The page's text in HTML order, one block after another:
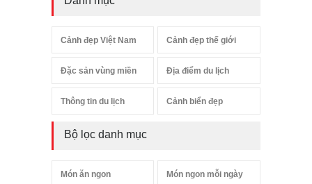
Cảnh đẹp Việt Nam Cảnh đẹp thế giới
Đặc sản vùng miền Địa điểm du lịch
Thông tin du lịch Cảnh biển đẹp
Bộ lọc danh mục
Món ăn ngon Món ngon mỗi ngày